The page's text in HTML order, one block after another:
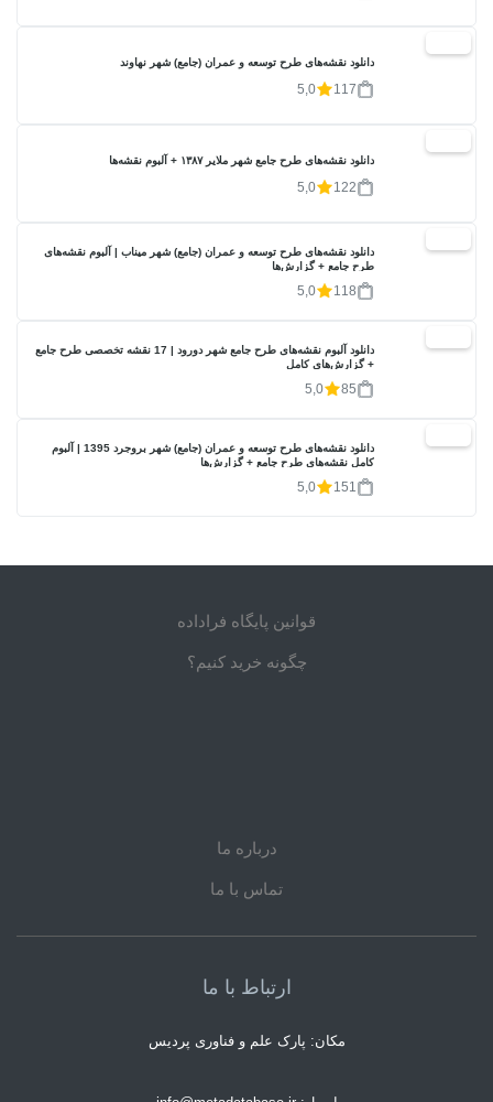
دانلود نقشه‌های طرح توسعه و عمران (جامع) شهر نهاوند
117
5,0
دانلود نقشه‌های طرح جامع شهر ملایر ۱۳۸۷ + آلبوم نقشه‌ها
122
5,0
دانلود نقشه‌های طرح توسعه و عمران (جامع) شهر میناب | آلبوم نقشه‌های
طرح جامع + گزارش‌ها
118
5,0
دانلود آلبوم نقشه‌های طرح جامع شهر دورود | 17 نقشه تخصصی طرح جامع
+ گزارش‌های کامل
85
5,0
دانلود نقشه‌های طرح توسعه و عمران (جامع) شهر بروجرد 1395 | آلبوم
کامل نقشه‌های طرح جامع + گزارش‌ها
151
5,0
قوانین پایگاه فراداده
چگونه خرید کنیم؟
درباره ما
تماس با ما
ارتباط با ما
مکان: پارک علم و فناوری پردیس